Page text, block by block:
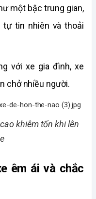
một bậc trung gian,
tin nhiên và thoải
với xe gia đình, xe
chở nhiều người.
khiêm tốn khi lên
êm ái và chắc